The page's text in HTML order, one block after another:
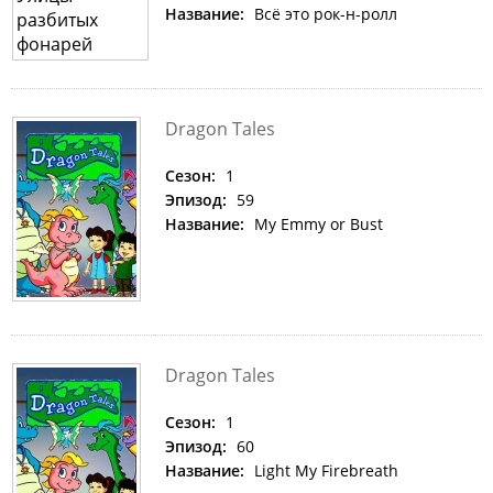
Название: Всё это рок-н-ролл
Dragon Tales
Сезон: 1
Эпизод: 59
Название: My Emmy or Bust
Dragon Tales
Сезон: 1
Эпизод: 60
Название: Light My Firebreath